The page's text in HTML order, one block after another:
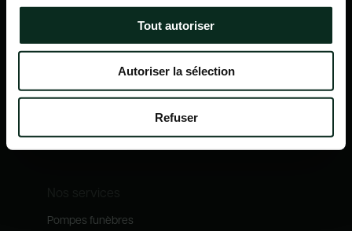
Tout autoriser
Autoriser la sélection
Refuser
Navigation
Qui sommes-nous ?
Notre catalogue
Nos métiers
Pompes funèbres